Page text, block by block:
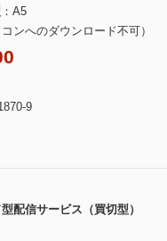
A5
ンへのダウンロード不可）
9
配信サービス（買切型）